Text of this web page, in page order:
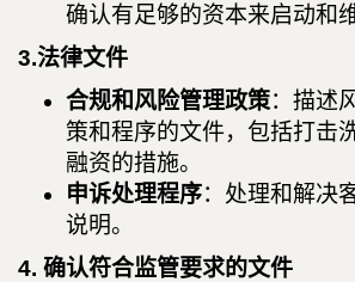
确认有足够的资本来启动和
3.法律文件
合规和风险管理政策：描述
策和程序的文件，包括打击
融资的措施。
申诉处理程序：处理和解决
说明。
4. 确认符合监管要求的文件